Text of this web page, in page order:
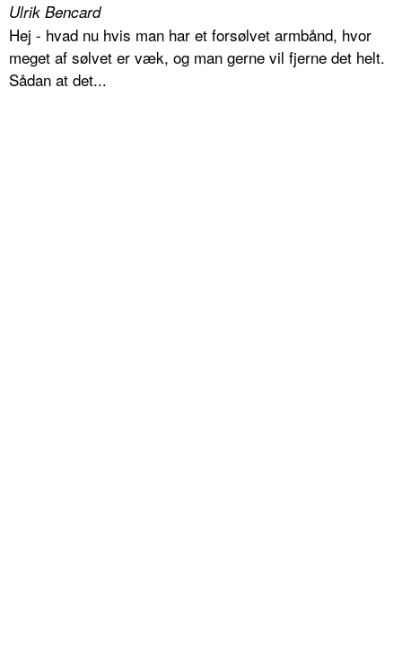
Ulrik Bencard
Hej - hvad nu hvis man har et forsølvet armbånd, hvor
meget af sølvet er væk, og man gerne vil fjerne det helt.
Sådan at det...